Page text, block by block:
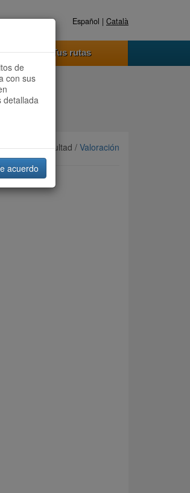
ahora Español | Català
Tus rutas
/ Dificultad / Valoración
de
con sus
detallada
acuerdo